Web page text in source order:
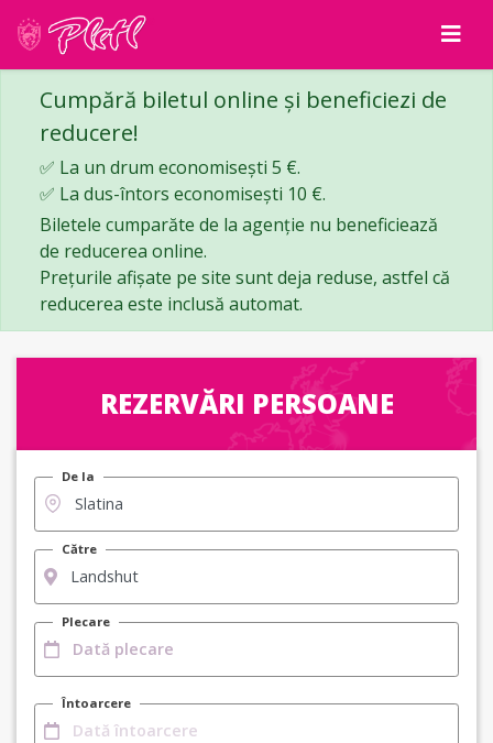
Cumpără biletul online și beneficiezi de
reducere!
✅ La un drum economisești 5 €.
✅ La dus-întors economisești 10 €.
Biletele cumparăte de la agenție nu beneficiează
de reducerea online.
Prețurile afișate pe site sunt deja reduse, astfel că
reducerea este inclusă automat.
REZERVĂRI PERSOANE
De la
Către
Plecare
Întoarcere